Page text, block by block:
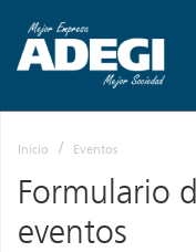
ADEGI
Gipuzkoa
Más
Inicio Eventos
Formulario
eventos